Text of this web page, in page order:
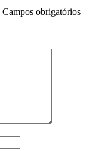
Campos obrigatórios